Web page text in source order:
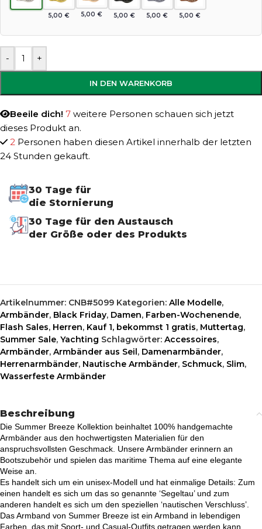
5,00 € 5,00 € 5,00 € 5,00 € 5,00 €
- +
IN DEN WARENKORB
Beeile dich! 7 weitere Personen schauen sich jetzt
dieses Produkt an.
2 Personen haben diesen Artikel innerhalb der letzten
24 Stunden gekauft.
30 Tage für
die Stornierung
30 Tage für den Austausch
der Größe oder des Produkts
Artikelnummer: CNB#5099 Kategorien: Alle Modelle,
Armbänder, Black Friday, Damen, Farben-Wochenende,
Flash Sales, Herren, Kauf 1, bekommst 1 gratis, Muttertag,
Summer Sale, Yachting Schlagwörter: Accessoires,
Armbänder, Armbänder aus Seil, Damenarmbänder,
Herrenarmbänder, Nautische Armbänder, Schmuck, Slim,
Wasserfeste Armbänder
Beschreibung
Die Summer Breeze Kollektion beinhaltet 100% handgemachte
Armbänder aus den hochwertigsten Materialien für den
anspruchsvollsten Geschmack. Unsere Armbänder erinnern an
Bootszubehör und spielen das maritime Thema auf eine elegante
Weise an.
Es handelt sich um ein unisex-Modell und hat einmalige Details: Zum
einen handelt es sich um das so genannte ‘Segeltau’ und zum
anderen handelt es sich um den speziellen ‘nautischen Verschluss’.
Das Armband von Summer Breeze ist ein Armband in lebendigen
Farben, das mit Sport- und Casual-Outfits getragen werden kann.